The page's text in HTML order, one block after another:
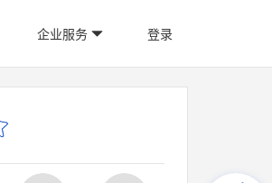
企业服务 登录